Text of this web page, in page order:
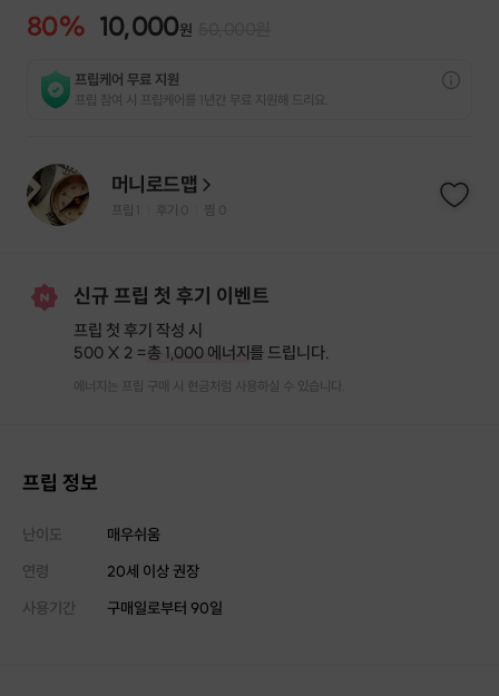
80% 10,000원
프립케어 무료 지원
프립 참여 시 프립케어를 1년간 무료 지원해 드리요.
머니로드맵
프립 후기 0 찜 0
신규 프립 첫 후기 이벤트
프립 첫 후기 작성 시
500 X 2 =총 1,000 에너지를 드립니다.
에너지는 프립 구매 시 현금처럼 사용하실 수 있습니다.
프립 정보
난이도
매우쉬움
연령
20세 이상 권장
사용기간
구매일로부터 90일